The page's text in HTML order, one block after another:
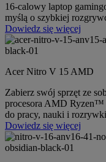
16-calowy laptop
myślą o szybkiej
Dowiedz się więcej
Acer Nitro V 15 AMD
Zabierz swój sprzęt ze
procesora AMD Ryzen™
do pracy, nauki i
Dowiedz się więcej